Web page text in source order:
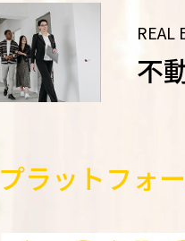
REAL
不
プラットフォ